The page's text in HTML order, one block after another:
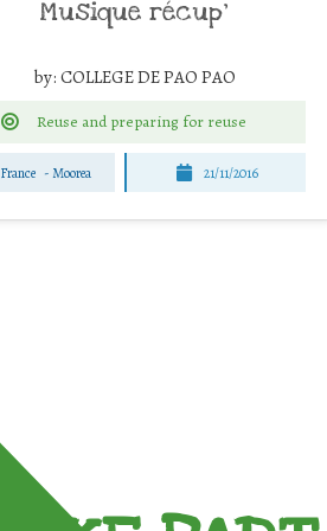
Musique récup’
by: COLLEGE DE PAO PAO
Reuse and preparing for reuse
France -Moorea 21/11/2016